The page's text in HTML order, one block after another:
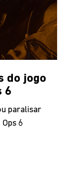
do jogo
6
paralisar
6